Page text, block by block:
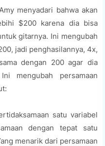
menyadari bahwa akan
$200 karena dia bisa
gitarnya. Ini mengubah
jadi penghasilannya, 4x,
dengan 200 agar dia
mengubah persamaan
satu variabel
dengan tepat satu
menarik dari persamaan